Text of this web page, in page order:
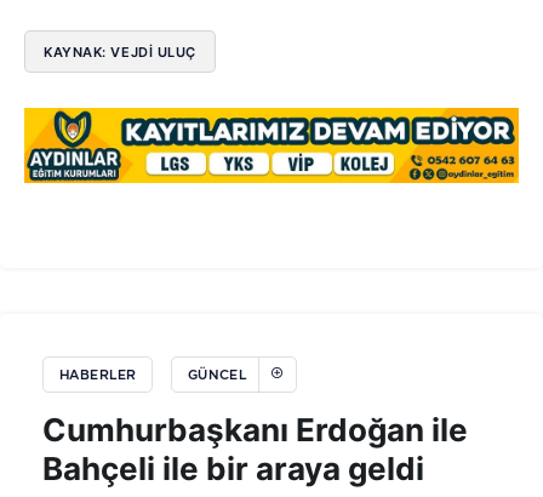
KAYNAK: VEJDI ULUÇ
HABERLER GÜNCEL
Cumhurbaşkanı Erdoğan ile
Bahçeli ile bir araya geldi